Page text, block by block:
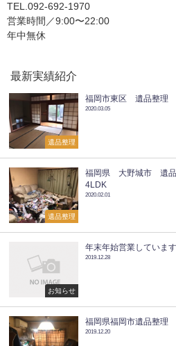
TEL.092-692-1970
営業時間／9:00〜22:00
年中無休
最新実績紹介
遺品整理
福岡市東区 遺品整理
2020.03.05
遺品整理
福岡県 大野城市 遺
4LDK
2020.02.01
お知らせ
年末年始営業していま
2019.12.28
福岡県福岡市遺品整理
2019.12.20